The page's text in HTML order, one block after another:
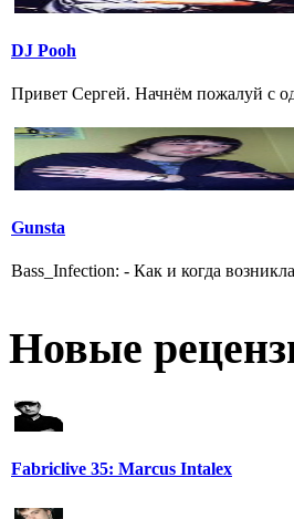
DJ Pooh
Привет Сергей. Начнём пожалуй с
Gunsta
Bass_Infection: - Как и когда
Новые
Fabriclive 35: Marcus Intalex